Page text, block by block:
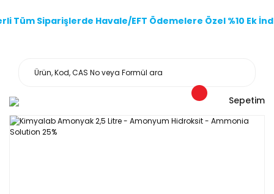
Tüm Siparişlerde Havale/EFT Ödemelere Özel %10 Ek
Sepetim